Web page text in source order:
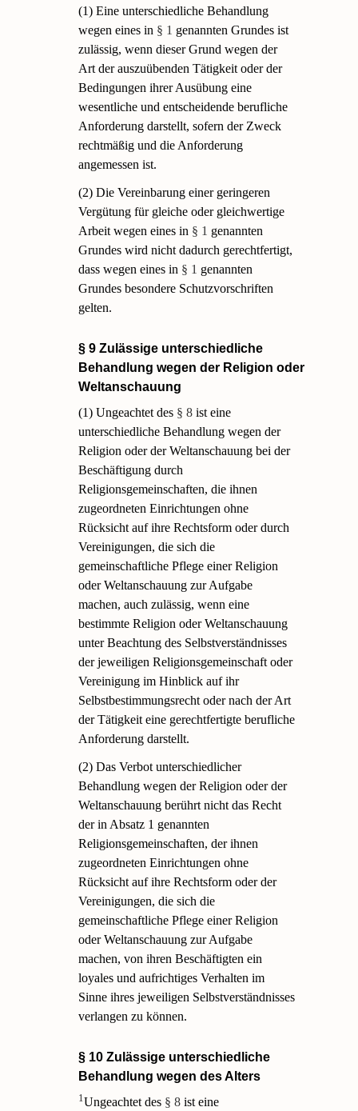
(1) Eine unterschiedliche Behandlung
wegen eines in § 1 genannten Grundes ist
zulässig, wenn dieser Grund wegen der
Art der auszuübenden Tätigkeit oder der
Bedingungen ihrer Ausübung eine
wesentliche und entscheidende berufliche
Anforderung darstellt, sofern der Zweck
rechtmäßig und die Anforderung
angemessen ist.
(2) Die Vereinbarung einer geringeren
Vergütung für gleiche oder gleichwertige
Arbeit wegen eines in § 1 genannten
Grundes wird nicht dadurch gerechtfertigt,
dass wegen eines in § 1 genannten
Grundes besondere Schutzvorschriften
gelten.
§ 9 Zulässige unterschiedliche
Behandlung wegen der Religion oder
Weltanschauung
(1) Ungeachtet des § 8 ist eine
unterschiedliche Behandlung wegen der
Religion oder der Weltanschauung bei der
Beschäftigung durch
Religionsgemeinschaften, die ihnen
zugeordneten Einrichtungen ohne
Rücksicht auf ihre Rechtsform oder durch
Vereinigungen, die sich die
gemeinschaftliche Pflege einer Religion
oder Weltanschauung zur Aufgabe
machen, auch zulässig, wenn eine
bestimmte Religion oder Weltanschauung
unter Beachtung des Selbstverständnisses
der jeweiligen Religionsgemeinschaft oder
Vereinigung im Hinblick auf ihr
Selbstbestimmungsrecht oder nach der Art
der Tätigkeit eine gerechtfertigte berufliche
Anforderung darstellt.
(2) Das Verbot unterschiedlicher
Behandlung wegen der Religion oder der
Weltanschauung berührt nicht das Recht
der in Absatz 1 genannten
Religionsgemeinschaften, der ihnen
zugeordneten Einrichtungen ohne
Rücksicht auf ihre Rechtsform oder der
Vereinigungen, die sich die
gemeinschaftliche Pflege einer Religion
oder Weltanschauung zur Aufgabe
machen, von ihren Beschäftigten ein
loyales und aufrichtiges Verhalten im
Sinne ihres jeweiligen Selbstverständnisses
verlangen zu können.
§ 10 Zulässige unterschiedliche
Behandlung wegen des Alters
1Ungeachtet des § 8 ist eine